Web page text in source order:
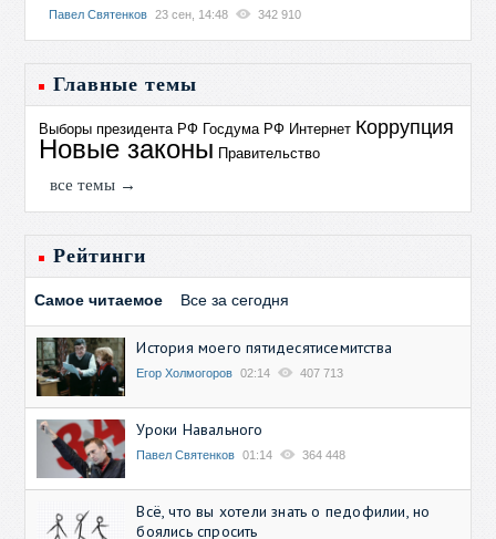
Павел Святенков 23 сен, 14:48 342 910
Главные темы
Выборы президента РФ Госдума РФ Интернет Коррупция
Новые законы Правительство
все темы →
Рейтинги
Самое читаемое Все за сегодня
История моего пятидесятисемитства
Егор Холмогоров 02:14 407 713
Уроки Навального
Павел Святенков 01:14 364 448
Всё, что вы хотели знать о педофилии, но
боялись спросить